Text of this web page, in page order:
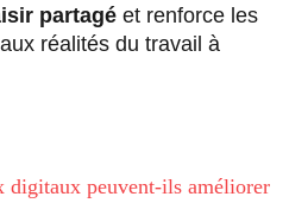
partagé et renforce les
réalités du travail à
digitaux peuvent-ils améliorer